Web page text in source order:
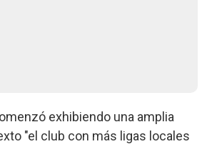
exhibiendo una amplia
"el club con más ligas locales